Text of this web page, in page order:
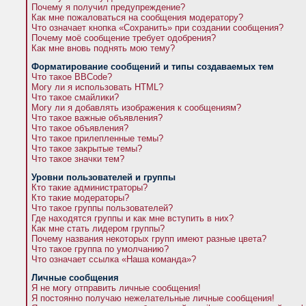
Почему я получил предупреждение?
Как мне пожаловаться на сообщения модератору?
Что означает кнопка «Сохранить» при создании сообщения?
Почему моё сообщение требует одобрения?
Как мне вновь поднять мою тему?
Форматирование сообщений и типы создаваемых тем
Что такое BBCode?
Могу ли я использовать HTML?
Что такое смайлики?
Могу ли я добавлять изображения к сообщениям?
Что такое важные объявления?
Что такое объявления?
Что такое прилепленные темы?
Что такое закрытые темы?
Что такое значки тем?
Уровни пользователей и группы
Кто такие администраторы?
Кто такие модераторы?
Что такое группы пользователей?
Где находятся группы и как мне вступить в них?
Как мне стать лидером группы?
Почему названия некоторых групп имеют разные цвета?
Что такое группа по умолчанию?
Что означает ссылка «Наша команда»?
Личные сообщения
Я не могу отправить личные сообщения!
Я постоянно получаю нежелательные личные сообщения!